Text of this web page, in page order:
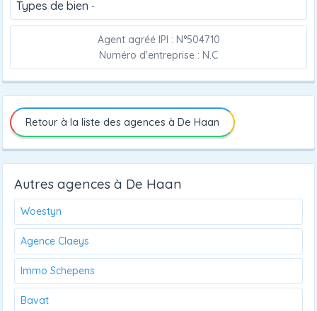
Types de bien -
Agent agréé IPI : N°504710
Numéro d'entreprise : N.C
Retour à la liste des agences à De Haan
Autres agences à De Haan
Woestyn
Agence Claeys
Immo Schepens
Bavat